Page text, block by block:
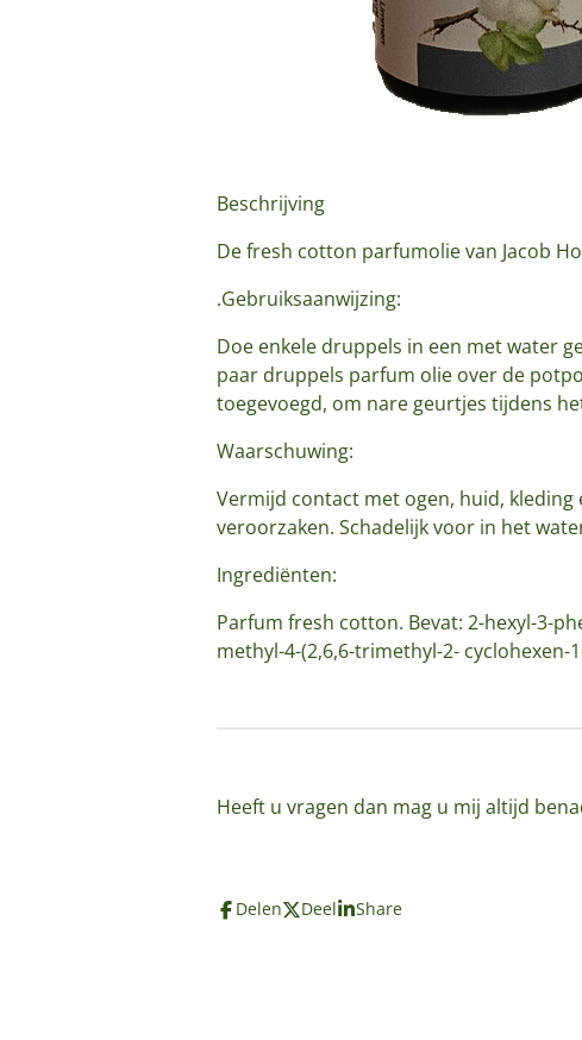
Beschrijving
De fresh cotton parfumolie van Jacob
.Gebruiksaanwijzing:
Doe enkele druppels in een met water
paar druppels parfum olie over de
toegevoegd, om nare geurtjes tijdens
Waarschuwing:
Vermijd contact met ogen, huid,
veroorzaken. Schadelijk voor in het
Ingrediënten:
Parfum fresh cotton. Bevat: 2-hexyl-3-
methyl-4-(2,6,6-trimethyl-2-
Heeft u vragen dan mag u mij altijd
Delen Deel Share